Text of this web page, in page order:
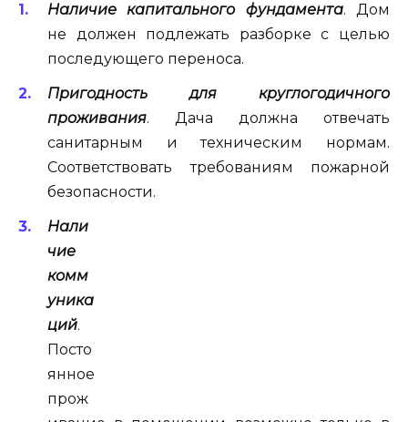
Наличие капитального фундамента. Дом
не должен подлежать разборке с целью
последующего переноса.
Пригодность для круглогодичного
проживания. Дача должна отвечать
санитарным и техническим нормам.
Соответствовать требованиям пожарной
безопасности.
Нали
чие
комм
уника
ций.
Посто
янное
прож